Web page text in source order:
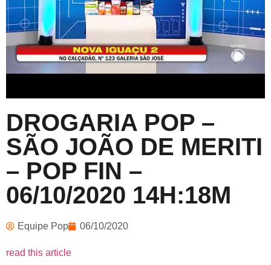
DROGARIA POP –
SÃO JOÃO DE MERITI
– POP FIN –
06/10/2020 14H:18M
Equipe Pop 06/10/2020
read this article